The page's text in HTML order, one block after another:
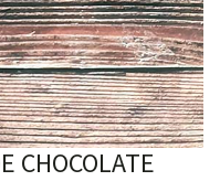
CHOCOLATE